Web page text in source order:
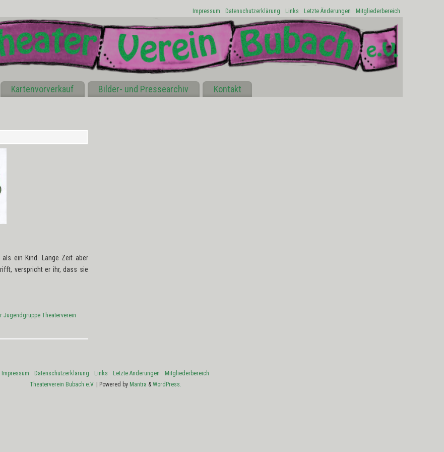
Impressum Datenschutzerklärung Links Letzte Änderungen Mitgliederbereich
Kartenvorverkauf Bilder- und Pressearchiv Kontakt
ein Kind. Lange Zeit aber
verspricht er ihr, dass sie
Jugendgruppe Theaterverein
Impressum Datenschutzerklärung Links Letzte Änderungen
Mitgliederbereich
Theaterverein Bubach e.V. | Powered by Mantra & WordPress.